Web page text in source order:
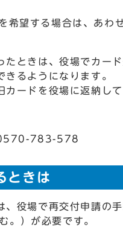
希望する場合は、あわ
ときは、役場でカー
るようになります。
ードを役場に返納して
0570-783-578
ときは
役場で再交付申請の
）が必要です。